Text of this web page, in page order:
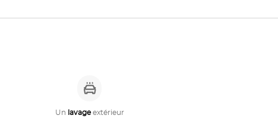
Un lavageextérieur